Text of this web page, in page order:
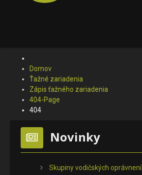
Domov
Ťažné zariadenia
Zápis ťažného zariadenia
404-Page
404
Novinky
Skupiny vodičských oprávnení